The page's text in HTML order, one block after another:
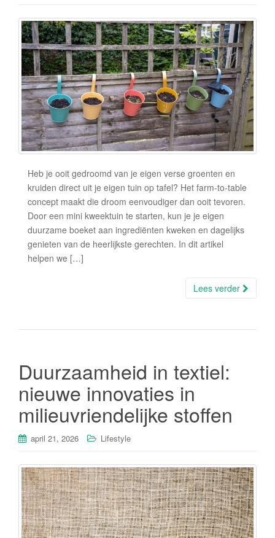
Heb je ooit gedroomd van je eigen verse groenten en
kruiden direct uit je eigen tuin op tafel? Het farm-to-table
concept maakt die droom eenvoudiger dan ooit tevoren.
Door een mini kweektuin te starten, kun je je eigen
duurzame boeket aan ingrediënten kweken en dagelijks
genieten van de heerlijkste gerechten. In dit artikel
helpen we […]
Lees verder
Duurzaamheid in textiel:
nieuwe innovaties in
milieuvriendelijke stoffen
april 21, 2026 Lifestyle